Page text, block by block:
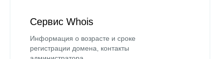
Сервис Whois
Информация о возрасте и сроке
регистрации домена, контакты